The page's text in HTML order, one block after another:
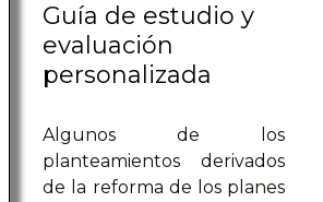
Guía de estudio y
evaluación
personalizada
Algunos de los
planteamientos derivados
de la reforma de los planes